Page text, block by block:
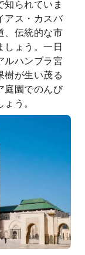
られていま
アス・カスバ
、伝統的な市
しょう。一日
ルハンブラ宮
樹が生い茂る
庭園でのんび
う。